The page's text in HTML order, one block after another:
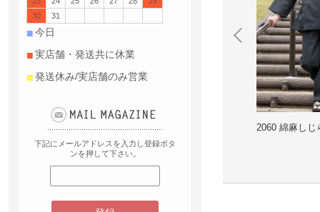
おすすめの季節
春
夏 秋
衣 No.207 濃
2060 綿麻しじら作務衣 No.207 濃
紺
2060 綿麻しじ
30
31
■ 今日
■ 実店舗・発送共に休業
■ 発送休み/実店舗のみ営業
下記にメールアドレスを入力し登録ボタ
ンを押して下さい。